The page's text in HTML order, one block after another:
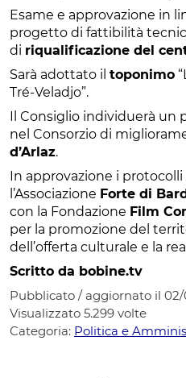
Esame e approvazione in
progetto di fattibilità
di riqualificazione del
Sarà adottato il toponimo
Tré-Veladjo”.
Il Consiglio individuerà un
nel Consorzio di
d’Arlaz.
In approvazione i protocolli
l’Associazione Forte di
con la Fondazione Film
per la promozione del
dell’offerta culturale e la
Scritto da bobine.tv
Pubblicato / aggiornato il 02/
Visualizzato 5.299 volte
Categoria: Politica e